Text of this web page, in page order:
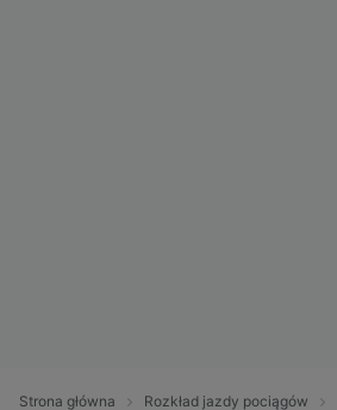
Strona główna Rozkład jazdy pociągów